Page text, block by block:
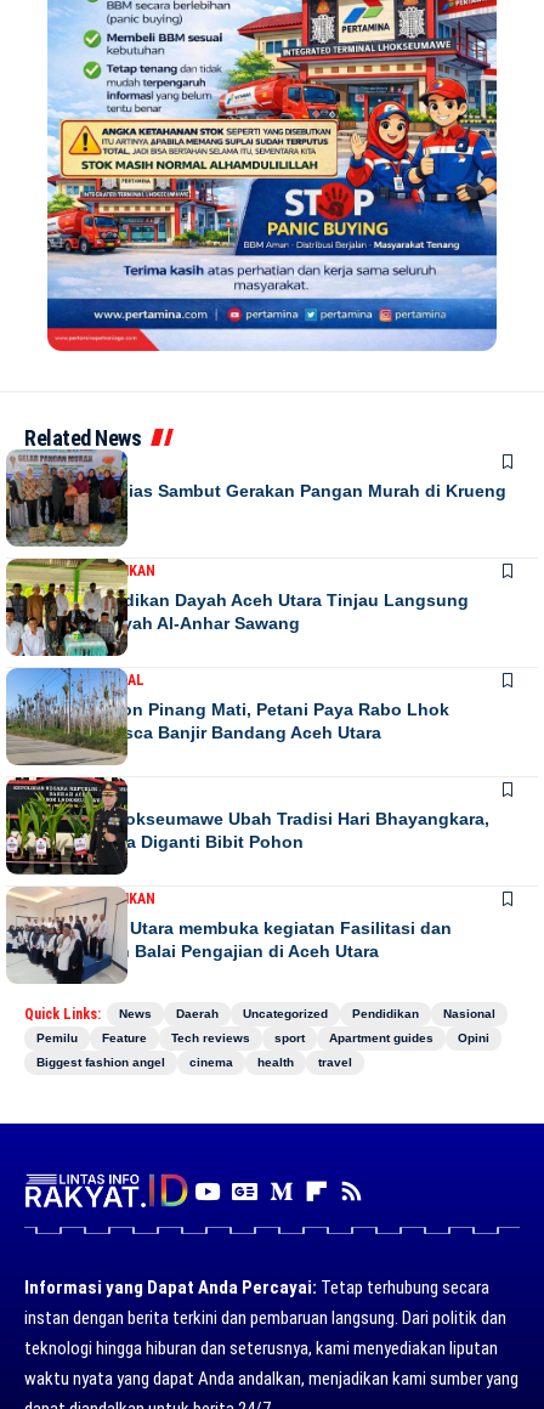
Related News
DAERAH
Warga Antusias Sambut Gerakan Pangan Murah di Krueng
Barona Jaya
DAERAHPENDIDIKAN
Kadis Pendidikan Dayah Aceh Utara Tinjau Langsung
Relokasi Dayah Al-Anhar Sawang
DAERAHNASIONAL
Ribuan Pohon Pinang Mati, Petani Paya Rabo Lhok
Terpuruk Pasca Banjir Bandang Aceh Utara
DAERAHNEWS
Kapolres Lhokseumawe Ubah Tradisi Hari Bhayangkara,
Papan Bunga Diganti Bibit Pohon
DAERAHPENDIDIKAN
Bupati Aceh Utara membuka kegiatan Fasilitasi dan
pengawasan Balai Pengajian di Aceh Utara
Quick Links: News Daerah Uncategorized Pendidikan
Nasional
Pemilu
Feature Tech reviews sport Apartment guides
Opini
Biggest fashion angel
cinema health travel
Informasi yang Dapat Anda Percayai: Tetap terhubung secara
instan dengan berita terkini dan pembaruan langsung. Dari politik dan
teknologi hingga hiburan dan seterusnya, kami menyediakan liputan
waktu nyata yang dapat Anda andalkan, menjadikan kami sumber yang